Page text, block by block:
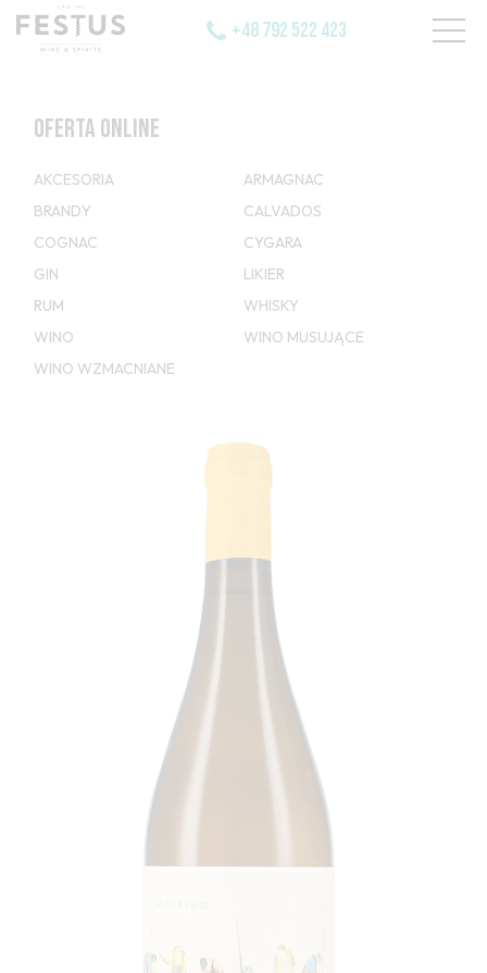
+48 792 522 423
OFERTA ONLINE
AKCESORIA
ARMAGNAC
BRANDY
CALVADOS
COGNAC
CYGARA
GIN
LIKIER
RUM
WHISKY
WINO
WINO MUSUJĄCE
WINO WZMACNIANE